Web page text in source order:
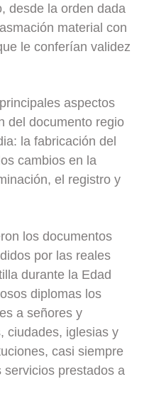
desde la orden dada
material con
le conferían validez
aspectos
del documento regio
la fabricación del
cambios en la
el registro y
los documentos
por las reales
durante la Edad
diplomas los
a señores y
ciudades, iglesias y
casi siempre
prestados a